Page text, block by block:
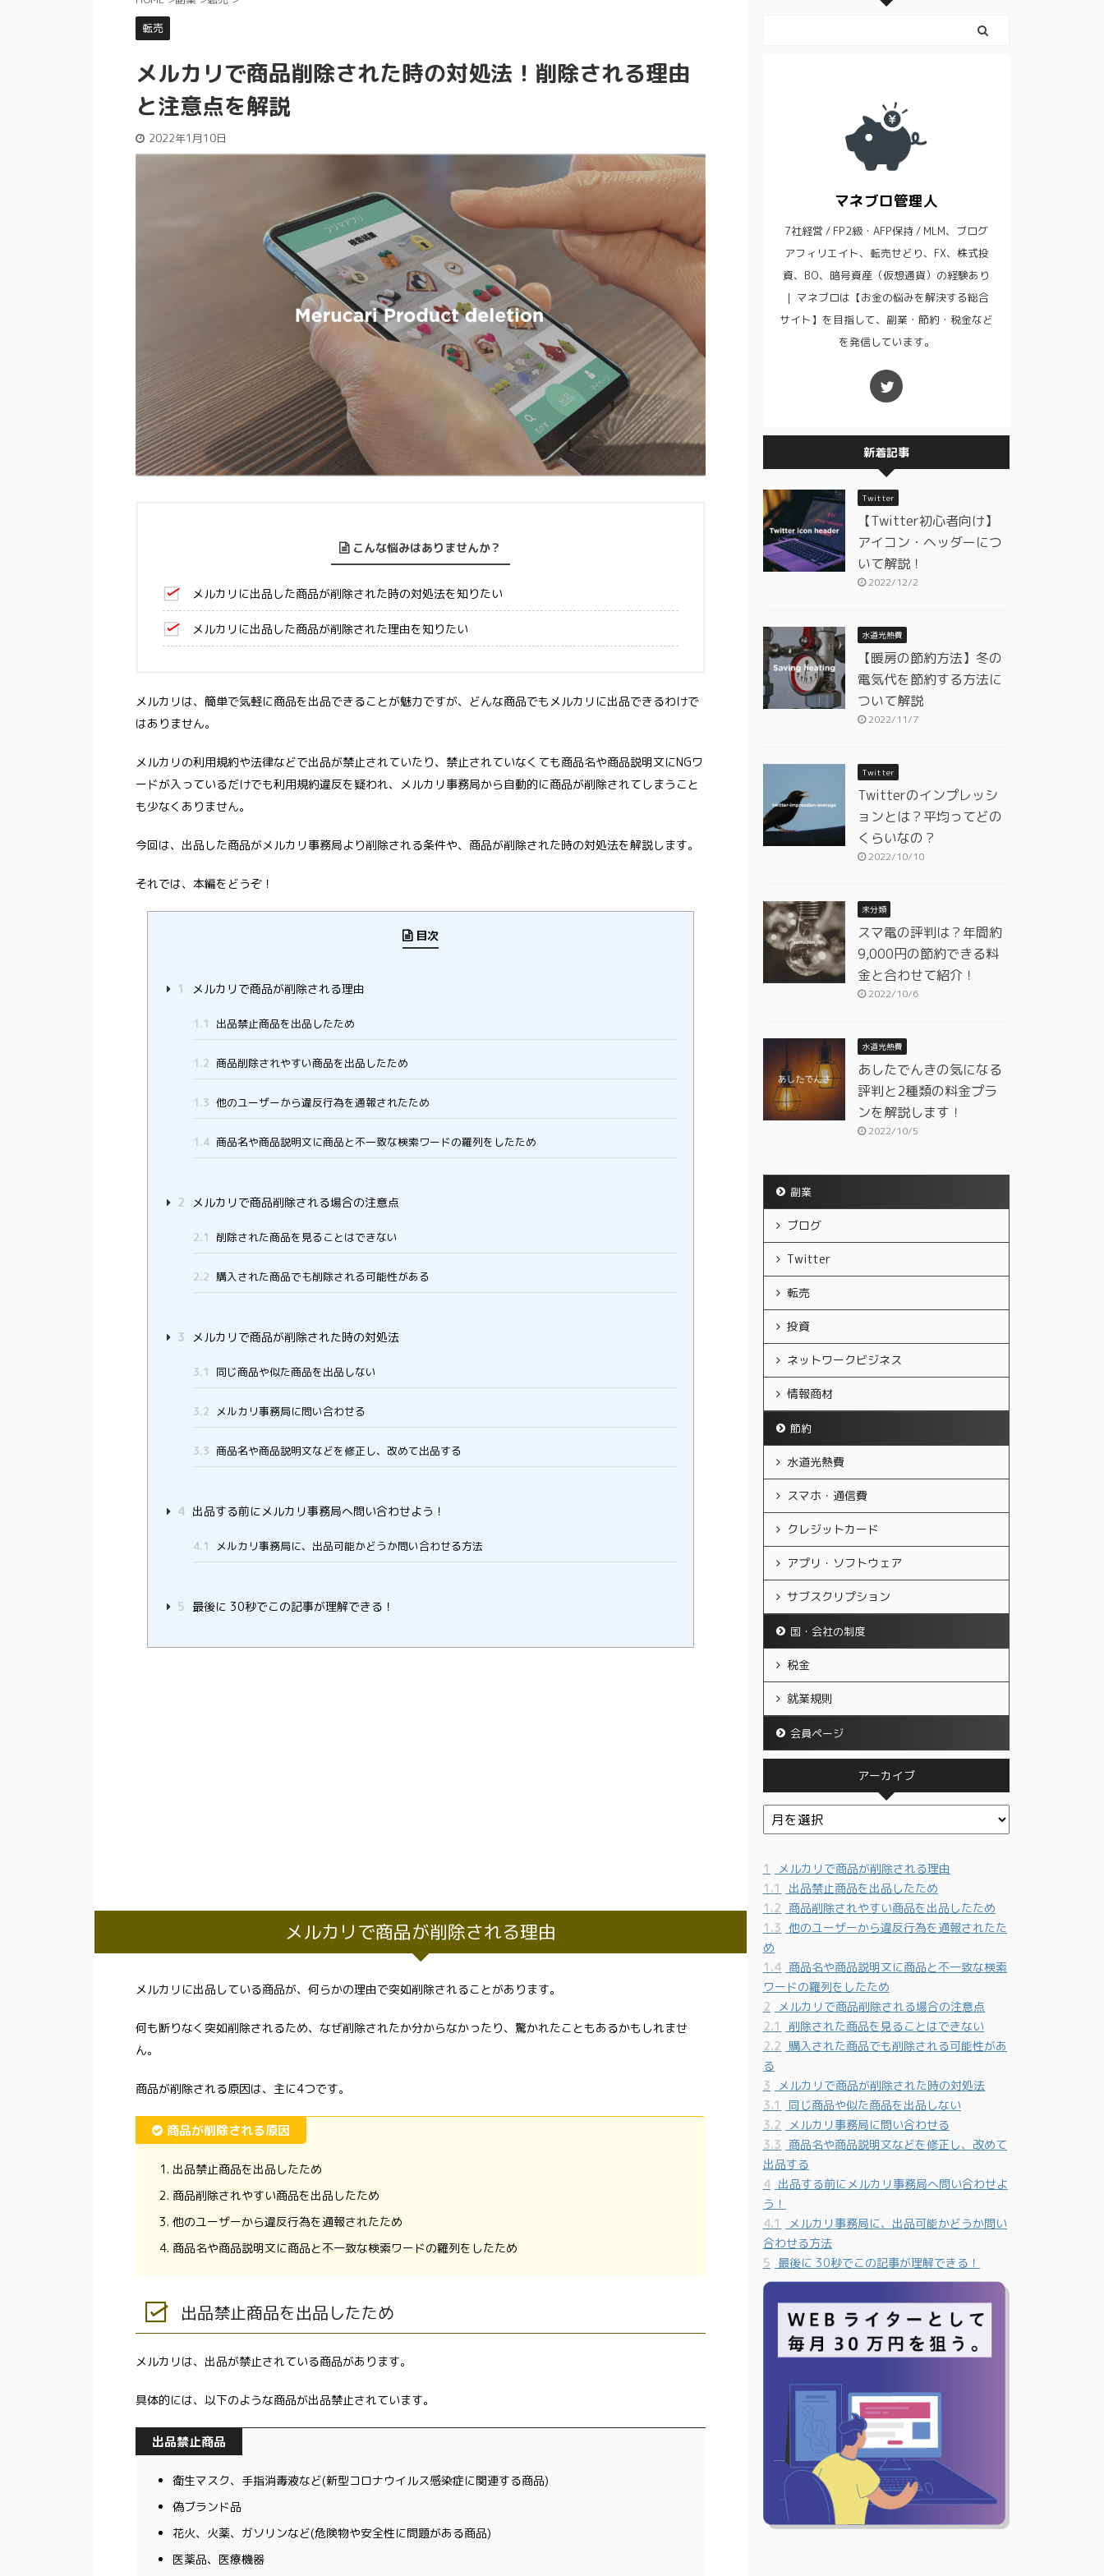
転売
メルカリで商品削除された時の対処法！削除される理由
と注意点を解説
2022年1月10日
こんな悩みはありませんか？
メルカリに出品した商品が削除された時の対処法を知りたい
メルカリに出品した商品が削除された理由を知りたい
メルカリは、簡単で気軽に商品を出品できることが魅力ですが、どんな商品でもメルカリに出品できるわけで
はありません。
メルカリの利用規約や法律などで出品が禁止されていたり、禁止されていなくても商品名や商品説明文にNGワ
ードが入っているだけでも利用規約違反を疑われ、メルカリ事務局から自動的に商品が削除されてしまうこと
も少なくありません。
今回は、出品した商品がメルカリ事務局より削除される条件や、商品が削除された時の対処法を解説します。
それでは、本編をどうぞ！
目次
1 メルカリで商品が削除される理由
1.1 出品禁止商品を出品したため
1.2 商品削除されやすい商品を出品したため
1.3 他のユーザーから違反行為を通報されたため
1.4 商品名や商品説明文に商品と不一致な検索ワードの羅列をしたため
2 メルカリで商品削除される場合の注意点
2.1 削除された商品を見ることはできない
2.2 購入された商品でも削除される可能性がある
3 メルカリで商品が削除された時の対処法
3.1 同じ商品や似た商品を出品しない
3.2 メルカリ事務局に問い合わせる
3.3 商品名や商品説明文などを修正し、改めて出品する
4 出品する前にメルカリ事務局へ問い合わせよう！
4.1 メルカリ事務局に、出品可能かどうか問い合わせる方法
5 最後に 30秒でこの記事が理解できる！
メルカリで商品が削除される理由
メルカリに出品している商品が、何らかの理由で突如削除されることがあります。
何も断りなく突如削除されるため、なぜ削除されたか分からなかったり、驚かれたこともあるかもしれませ
ん。
商品が削除される原因は、主に4つです。
商品が削除される原因
出品禁止商品を出品したため
商品削除されやすい商品を出品したため
他のユーザーから違反行為を通報されたため
商品名や商品説明文に商品と不一致な検索ワードの羅列をしたため
出品禁止商品を出品したため
メルカリは、出品が禁止されている商品があります。
具体的には、以下のような商品が出品禁止されています。
出品禁止商品
衛生マスク、手指消毒液など(新型コロナウイルス感染症に関連する商品)
偽ブランド品
花火、火薬、ガソリンなど(危険物や安全性に問題がある商品)
医薬品、医療機器
マネブロ管理人
7社経営 / FP2級・AFP保持 / MLM、ブログ
アフィリエイト、転売せどり、FX、株式投
資、BO、暗号資産（仮想通貨）の経験あり
｜ マネブロは【お金の悩みを解決する総合
サイト】を目指して、副業・節約・税金など
を発信しています。
新着記事
Twitter
【Twitter初心者向け】
アイコン・ヘッダーにつ
いて解説！
2022/12/2
水道光熱費
【暖房の節約方法】冬の
電気代を節約する方法に
ついて解説
2022/11/7
Twitter
Twitterのインプレッシ
ョンとは？平均ってどの
くらいなの？
2022/10/10
未分類
スマ電の評判は？年間約
9,000円の節約できる料
金と合わせて紹介！
2022/10/6
水道光熱費
あしたでんきの気になる
評判と2種類の料金プラ
ンを解説します！
2022/10/5
副業
ブログ
Twitter
転売
投資
ネットワークビジネス
情報商材
節約
水道光熱費
スマホ・通信費
クレジットカード
アプリ・ソフトウェア
サブスクリプション
国・会社の制度
税金
就業規則
会員ページ
アーカイブ
1
メルカリで商品が削除される理由
1.1
出品禁止商品を出品したため
1.2 商品削除されやすい商品を出品したため
1.3 他のユーザーから違反行為を通報されたた
め
1.4 商品名や商品説明文に商品と不一致な検索
ワードの羅列をしたため
2
メルカリで商品削除される場合の注意点
2.1
削除された商品を見ることはできない
2.2 購入された商品でも削除される可能性があ
る
3
メルカリで商品が削除された時の対処法
3.1
同じ商品や似た商品を出品しない
3.2
メルカリ事務局に問い合わせる
3.3 商品名や商品説明文などを修正し、改めて
出品する
4 出品する前にメルカリ事務局へ問い合わせよ
う！
4.1
メルカリ事務局に、出品可能かどうか問い
合わせる方法
5 最後に 30秒でこの記事が理解できる！